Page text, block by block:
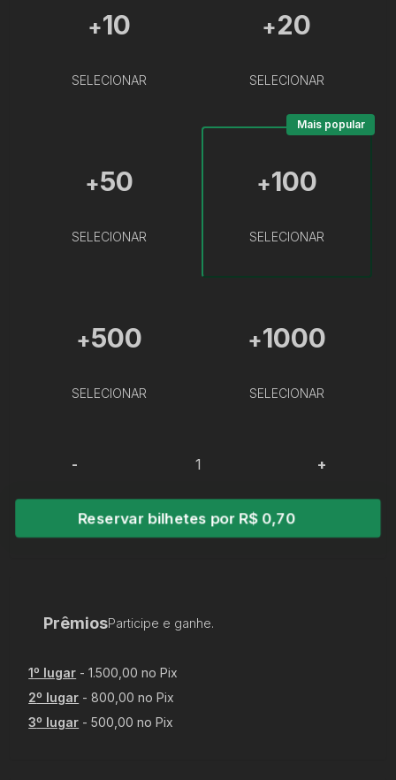
+10
SELECIONAR
+20
SELECIONAR
+50
SELECIONAR
+100
SELECIONAR
Mais popular
+500
SELECIONAR
+1000
SELECIONAR
- +
Reservar bilhetes por R$ 0,70
PrêmiosParticipe e ganhe.
1º lugar -1.500,00 no Pix
2º lugar -800,00 no Pix
3º lugar -500,00 no Pix